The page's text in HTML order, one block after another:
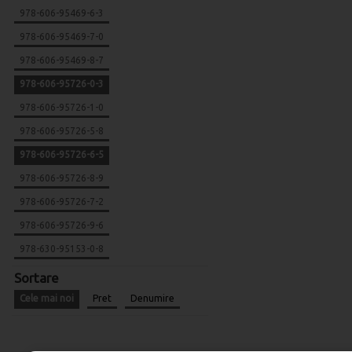
978-606-95469-6-3
978-606-95469-7-0
978-606-95469-8-7
978-606-95726-0-3
978-606-95726-1-0
978-606-95726-5-8
978-606-95726-6-5
978-606-95726-8-9
978-606-95726-7-2
978-606-95726-9-6
978-630-95153-0-8
Sortare
Cele mai noi Pret Denumire